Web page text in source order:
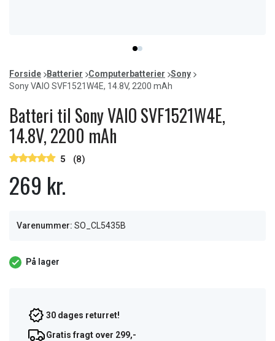
item
0
item
1
of
2
Forside Batterier Computerbatterier
Sony
Sony VAIO SVF1521W4E, 14.8V, 2200 mAh
Batteri til Sony VAIO SVF1521W4E,
14.8V, 2200 mAh
5 (8)
269 kr.
Varenummer: SO_CL5435B
På lager
30 dages returret!
Gratis fragt over 299,-